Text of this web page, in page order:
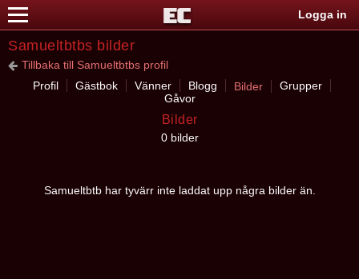
Logga in
Samueltbtbs bilder
Tillbaka till Samueltbtbs profil
Profil
Gästbok Vänner Blogg Bilder
Grupper
Gåvor
Bilder
0 bilder
Samueltbtb har tyvärr inte laddat upp några bilder än.